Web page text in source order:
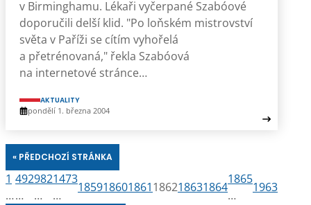
v Birminghamu. Lékaři vyčerpané Szabóové
doporučili delší klid. "Po loňském mistrovství
světa v Paříži se cítím vyhořelá
a přetrénovaná," řekla Szabóová
na internetové stránce…
AKTUALITY
pondělí 1. března 2004
« PŘEDCHOZÍ STRÁNKA
1
…
492
…
982
…
1473
…
185918601861186218631864
1865
…
1963